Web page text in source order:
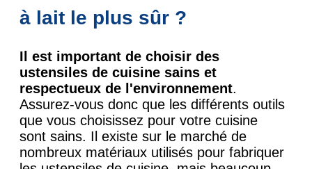
à lait le plus sûr ?
Il est important de choisir des
ustensiles de cuisine sains et
respectueux de l'environnement.
Assurez-vous donc que les différents outils
que vous choisissez pour votre cuisine
sont sains. Il existe sur le marché de
nombreux matériaux utilisés pour fabriquer